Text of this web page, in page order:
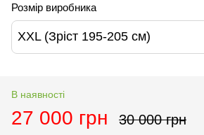
Розмір виробника
XXL (Зріст 195-205 см)
В наявності
27 000 грн 30 000 грн